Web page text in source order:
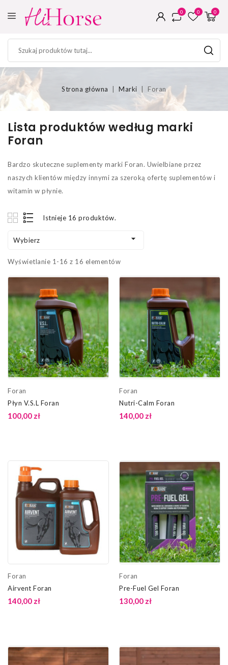
0
0
0
Strona główna Marki Foran
Lista produktów według marki
Foran
Bardzo skuteczne suplementy marki Foran. Uwielbiane przez
naszych klientów między innymi za szeroką ofertę suplementów i
witamin w płynie.
Istnieje 16 produktów.
Wybierz 
Wyświetlanie 1-16 z 16 elementów
Foran
Płyn V.S.L Foran
100,00 zł
Foran
Nutri-Calm Foran
140,00 zł
Foran
Airvent Foran
140,00 zł
Foran
Pre-Fuel Gel Foran
130,00 zł